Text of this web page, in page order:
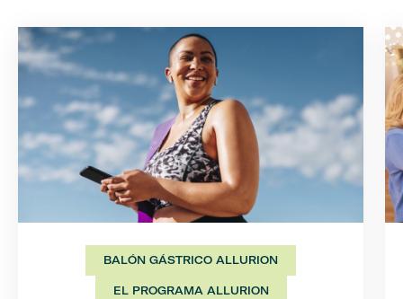
BALÓN GÁSTRICO ALLURION
EL PROGRAMA ALLURION